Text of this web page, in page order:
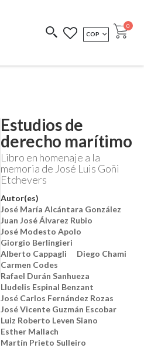
REDIMIR CÓDIGO
MONEDA
COP Cart
0
Estudios de
derecho marítimo
Libro en homenaje a la
memoria de José Luis Goñi
Etchevers
Autor(es)
José María Alcántara González
Juan José Álvarez Rubio
José Modesto Apolo
Giorgio Berlingieri
Alberto Cappagli
Diego Chami
Carmen Codes
Rafael Durán Sanhueza
Lludelis Espinal Benzant
José Carlos Fernández Rozas
José Vicente Guzmán Escobar
Luiz Roberto Leven Siano
Esther Mallach
Martín Prieto Sulleiro